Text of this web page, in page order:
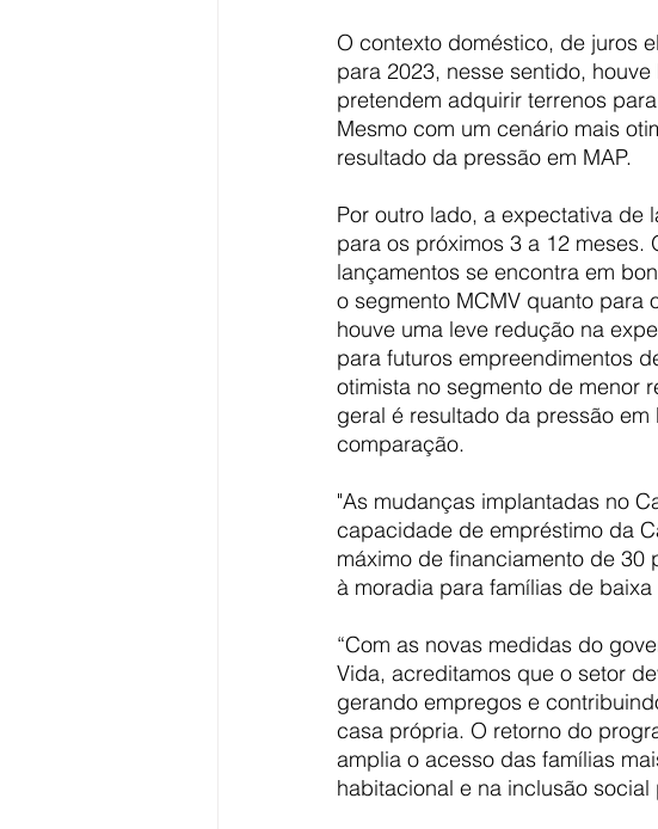
O contexto doméstico, de juros
para 2023, nesse sentido,
pretendem adquirir terrenos
Mesmo com um cenário mais
resultado da pressão em MAP.
Por outro lado, a expectativa de
para os próximos 3 a 12
lançamentos se encontra em
o segmento MCMV quanto para
houve uma leve redução na
para futuros empreendimentos
otimista no segmento de menor
geral é resultado da pressão
comparação.
"As mudanças implantadas no
capacidade de empréstimo da
máximo de financiamento de 30
à moradia para famílias de
“Com as novas medidas do
Vida, acreditamos que o setor
gerando empregos e
casa própria. O retorno do
amplia o acesso das famílias
habitacional e na inclusão